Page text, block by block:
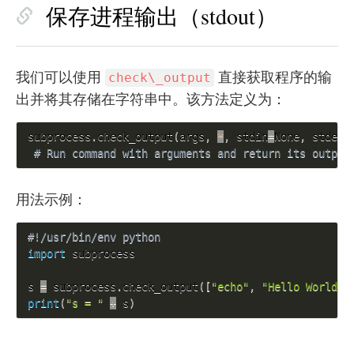
保存进程输出（stdout）
我们可以使用 check\_output
直接获取程序的输
出并将其存储在字符串中。该方法定义为：
subprocess . check_output (args , * , stdin=None, stderr
# Run command with arguments and return its
用法示例：
#!/usr/bin/env python
import subprocess
s = subprocess . check_output ( [ "echo" , "Hello World!"
print ( "s = " + s)